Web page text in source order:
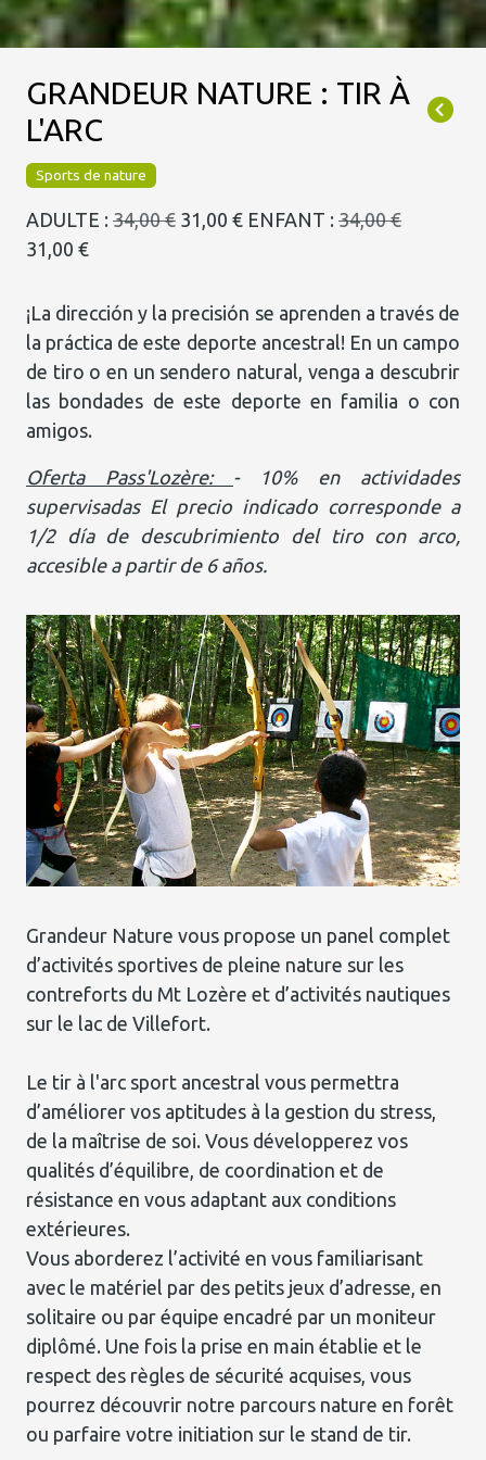
GRANDEUR NATURE : TIR À
L'ARC
Sports de nature
ADULTE : 34,00 € 31,00 € ENFANT : 34,00 €
31,00 €
¡La dirección y la precisión se aprenden a través de
la práctica de este deporte ancestral! En un campo
de tiro o en un sendero natural, venga a descubrir
las bondades de este deporte en familia o con
amigos.
Oferta Pass'Lozère: - 10% en actividades
supervisadas El precio indicado corresponde a
1/2 día de descubrimiento del tiro con arco,
accesible a partir de 6 años.
Grandeur Nature vous propose un panel complet
d’activités sportives de pleine nature sur les
contreforts du Mt Lozère et d’activités nautiques
sur le lac de Villefort.
Le tir à l'arc sport ancestral vous permettra
d’améliorer vos aptitudes à la gestion du stress,
de la maîtrise de soi. Vous développerez vos
qualités d’équilibre, de coordination et de
résistance en vous adaptant aux conditions
extérieures.
Vous aborderez l’activité en vous familiarisant
avec le matériel par des petits jeux d’adresse, en
solitaire ou par équipe encadré par un moniteur
diplômé. Une fois la prise en main établie et le
respect des règles de sécurité acquises, vous
pourrez découvrir notre parcours nature en forêt
ou parfaire votre initiation sur le stand de tir.